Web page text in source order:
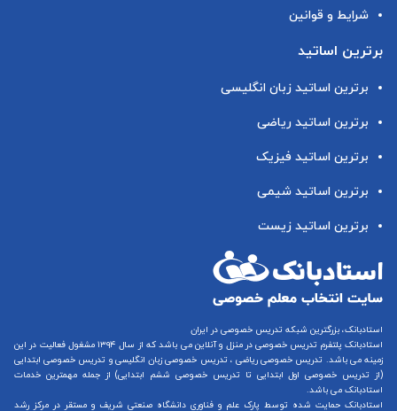
شرایط و قوانین
برترین اساتید
برترین اساتید زبان انگلیسی
برترین اساتید ریاضی
برترین اساتید فیزیک
برترین اساتید شیمی
برترین اساتید زیست
استادبانک، بزرگترین شبکه تدریس خصوصی در ایران
استادبانک پلتفرم تدریس خصوصی در منزل و آنلاین
می باشد که از سال ۱۳۹۴ مشغول فعالیت در این
زمینه می باشد. تدریس خصوصی ریاضی ، تدریس خصوصی زبان انگلیسیو تدریس خصوصی ابتدایی
(از تدریس خصوصی اول ابتدایی تا تدریس خصوصی ششم ابتدایی) از جمله مهمترین خدمات
استادبانک می باشد.
استادبانک حمایت شده توسط پارک علم و فناوری دانشگاه صنعتی شریف و مستقر در مرکز رشد